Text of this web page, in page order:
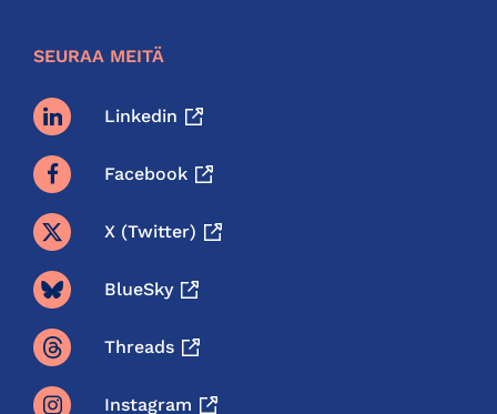
SEURAA MEITÄ
Linkedin
Facebook
X (twitter)
BlueSky
Threads
Instagram